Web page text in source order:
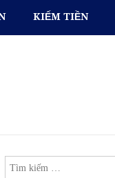
KIẾM TIỀN
Tìm